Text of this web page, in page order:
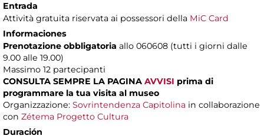
Entrada
Attività gratuita riservata ai possessori della MiC Card
Informaciones
Prenotazione obbligatoria allo 060608 (tutti i giorni dalle
9.00 alle 19.00)
Massimo 12 partecipanti
CONSULTA SEMPRE LA PAGINA AVVISI prima di
programmare la tua visita al museo
Organizzazione: Sovrintendenza Capitolina in collaborazione
con Zétema Progetto Cultura
Duración